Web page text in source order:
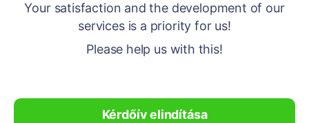
Your satisfaction and the development of our
services is a priority for us!
Please help us with this!
Kérdőív elindítása